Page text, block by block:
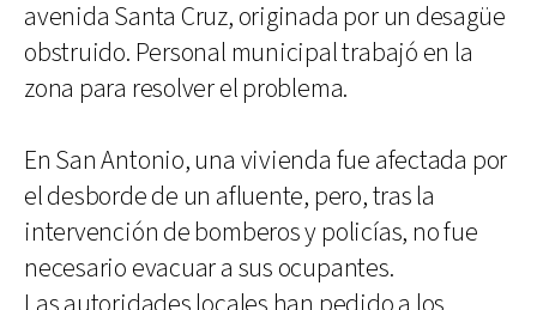
avenida Santa Cruz, originada por un desagüe
obstruido. Personal municipal trabajó en la
zona para resolver el problema.
En San Antonio, una vivienda fue afectada por
el desborde de un afluente, pero, tras la
intervención de bomberos y policías, no fue
necesario evacuar a sus ocupantes.